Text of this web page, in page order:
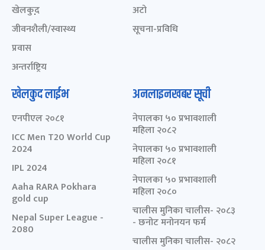
खेलकुद़़
जीवनशैली/स्वास्थ्य
प्रवास
अन्तर्राष्ट्रिय
अटो
सूचना-प्रविधि
खेलकुद लाईभ
एनपीएल २०८१
ICC Men T20 World Cup
2024
IPL 2024
Aaha RARA Pokhara
gold cup
Nepal Super League -
2080
अनलाइनखबर सूची
नेपालका ५० प्रभावशाली
महिला २०८२
नेपालका ५० प्रभावशाली
महिला २०८१
नेपालका ५० प्रभावशाली
महिला २०८०
चालीस मुनिका चालीस- २०८३
- छनोट मनोनयन फर्म
चालीस मुनिका चालीस- २०८२